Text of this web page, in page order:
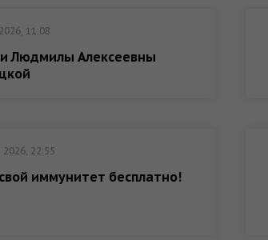
11:08
Людмилы Алексеевны
2026, 22:55
иммунитет бесплатно!